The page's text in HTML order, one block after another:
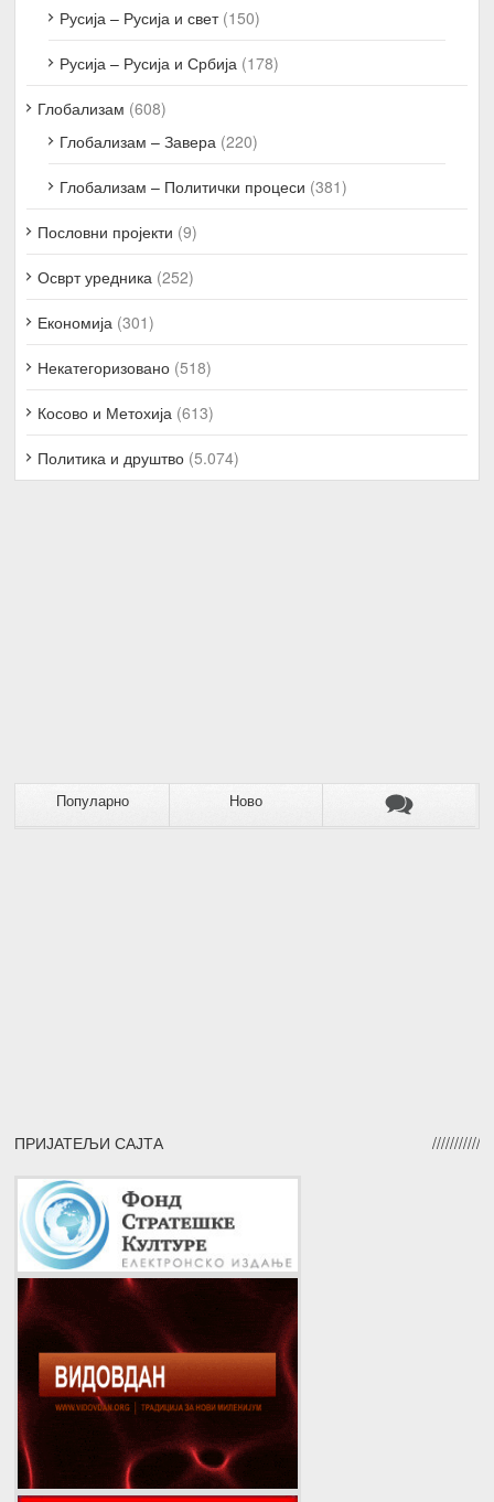
Русија – Русија и свет(150)
Русија – Русија и Србија (178)
Глобализам (608)
Глобализам – Завера (220)
Глобализам – Политички процеси (381)
Пословни пројекти (9)
Осврт уредника (252)
Економија (301)
Некатегоризовано (518)
Косово и Метохија (613)
Политика и друштво (5.074)
Популарно Ново
ПРИЈАТЕЉИ САЈТА